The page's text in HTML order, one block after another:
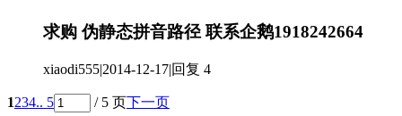
求购 伪静态拼音路径 联系企鹅1918242664
xiaodi555|2014-12-17|回复 4
1234.. 5 / 5 页下一页